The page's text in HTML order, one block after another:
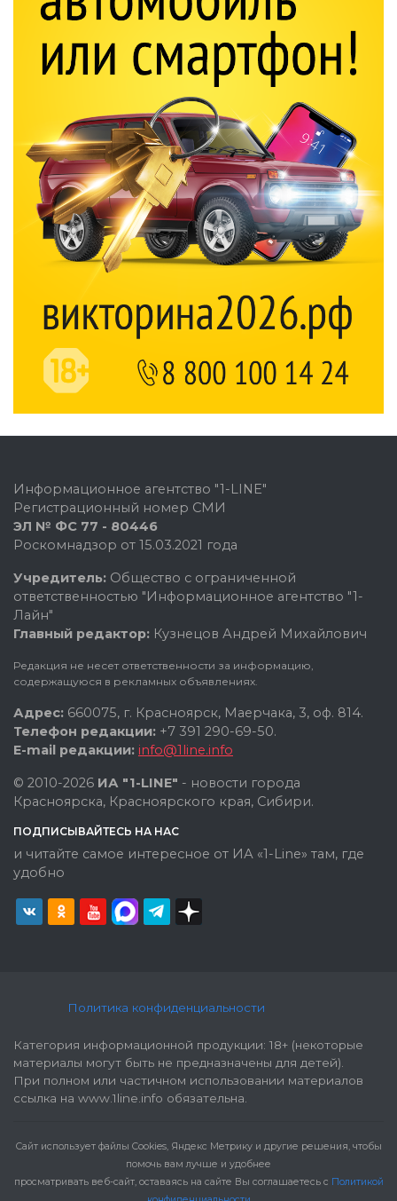
Информационное агентство "1-LINE"
Регистрационный номер СМИ
ЭЛ № ФС 77 - 80446
Роскомнадзор от 15.03.2021 года
Учредитель: Общество с ограниченной
ответственностью "Информационное агентство "1-
Лайн"
Главный редактор: Кузнецов Андрей Михайлович
Редакция не несет ответственности за информацию,
содержащуюся в рекламных объявлениях.
Адрес: 660075, г. Красноярск, Маерчака, 3, оф. 814.
Телефон редакции: +7 391 290-69-50.
E-mail редакции: info@1line.info
© 2010-2026 ИА "1-LINE" - новости города
Красноярска, Красноярского края, Сибири.
ПОДПИСЫВАЙТЕСЬ НА НАС
и читайте самое интересное от ИА «1-Line» там, где
удобно
Политика конфиденциальности
Категория информационной продукции: 18+ (некоторые
материалы могут быть не предназначены для детей).
При полном или частичном использовании материалов
ссылка на www.1line.info обязательна.
Cайт использует файлы Cookies, Яндекс Метрику и другие решения, чтобы
помочь вам лучше и удобнее
просматривать веб-сайт, оставаясь на сайте Вы соглашаетесь с Политикой